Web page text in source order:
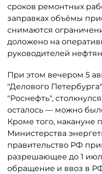
сроков ремонтных
заправках объёмы
снимаются
доложено на
руководителей
При этом вечером 5
"Делового
"Роснефть",
осталось ­— можно
Кроме того, накануне
Министерства
правительство РФ
разрешающее до 1
обращение и ввоз в